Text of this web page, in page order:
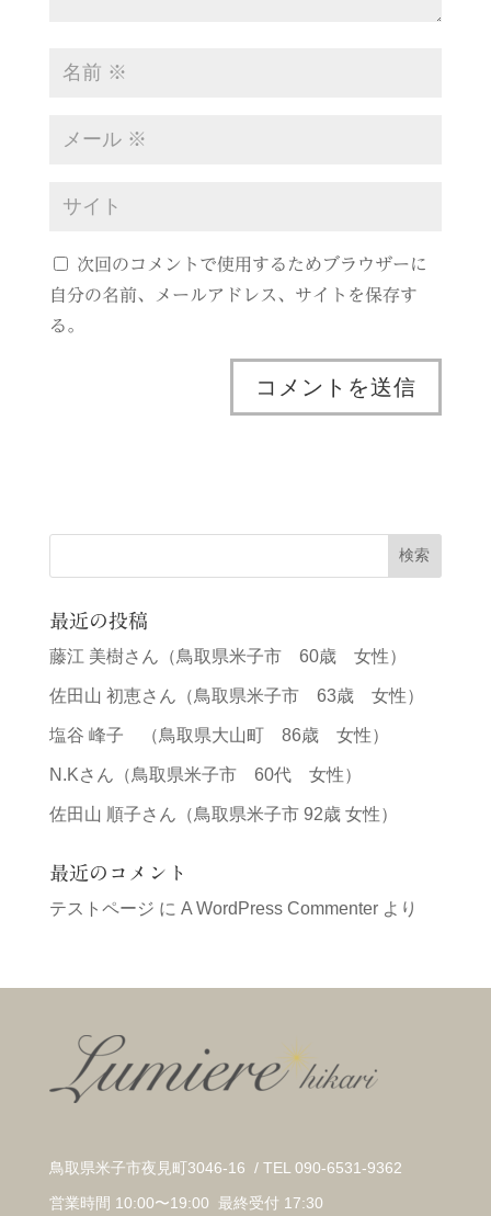
次回のコメントで使用するためブラウザーに
自分の名前、メールアドレス、サイトを保存す
る。
最近の投稿
藤江 美樹さん（鳥取県米子市 60歳 女性）
佐田山 初恵さん（鳥取県米子市 63歳 女性）
塩谷 峰子 （鳥取県大山町 86歳 女性）
N.Kさん（鳥取県米子市 60代 女性）
佐田山 順子さん（鳥取県米子市 92歳 女性）
最近のコメント
テストページ に A WordPress Commenterより
鳥取県米子市夜見町3046-16 / TEL 090-6531-9362
営業時間 10:00〜19:00 最終受付 17:30